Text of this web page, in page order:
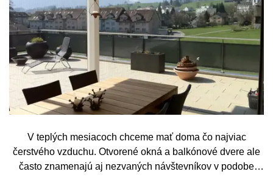
V teplých mesiacoch chceme mať doma čo najviac
čerstvého vzduchu. Otvorené okná a balkónové dvere ale
často znamenajú aj nezvaných návštevníkov v podobe